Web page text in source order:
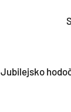
Jubilejsko